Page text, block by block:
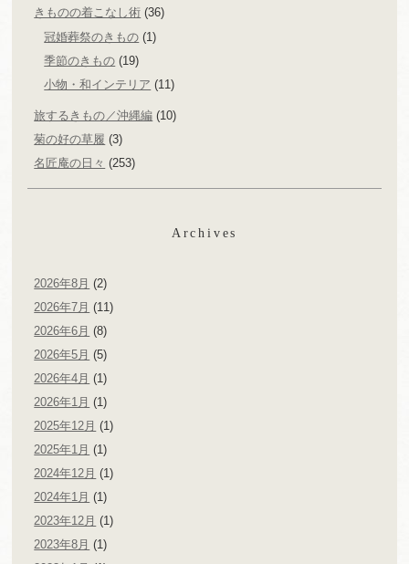
きものの着こなし術 (36)
冠婚葬祭のきもの (1)
季節のきもの (19)
小物・和インテリア (11)
旅するきもの／沖縄編 (10)
菊の好の草履 (3)
名匠庵の日々 (253)
Archives
2026年8月 (2)
2026年7月 (11)
2026年6月 (8)
2026年5月 (5)
2026年4月 (1)
2026年1月 (1)
2025年12月 (1)
2025年1月 (1)
2024年12月 (1)
2024年1月 (1)
2023年12月 (1)
2023年8月 (1)